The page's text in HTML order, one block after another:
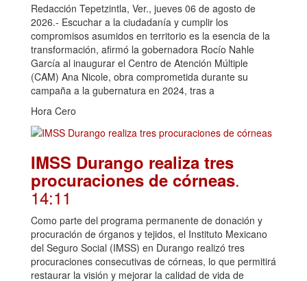
Redacción Tepetzintla, Ver., jueves 06 de agosto de
2026.- Escuchar a la ciudadanía y cumplir los
compromisos asumidos en territorio es la esencia de la
transformación, afirmó la gobernadora Rocío Nahle
García al inaugurar el Centro de Atención Múltiple
(CAM) Ana Nicole, obra comprometida durante su
campaña a la gubernatura en 2024, tras a
Hora Cero
IMSS Durango realiza tres
procuraciones de córneas.
14:11
Como parte del programa permanente de donación y
procuración de órganos y tejidos, el Instituto Mexicano
del Seguro Social (IMSS) en Durango realizó tres
procuraciones consecutivas de córneas, lo que permitirá
restaurar la visión y mejorar la calidad de vida de